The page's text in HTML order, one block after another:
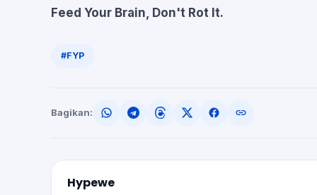
Feed Your Brain, Don't Rot It.
#FYP
Bagikan:
Hypewe